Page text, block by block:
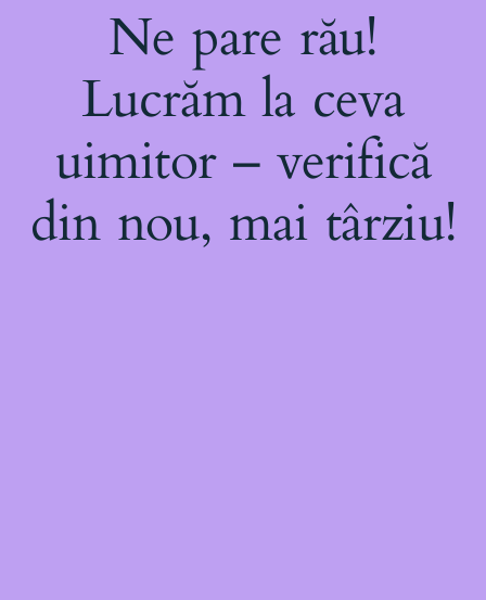
Ne pare rău!
Lucrăm la ceva
uimitor – verifică
din nou, mai târziu!